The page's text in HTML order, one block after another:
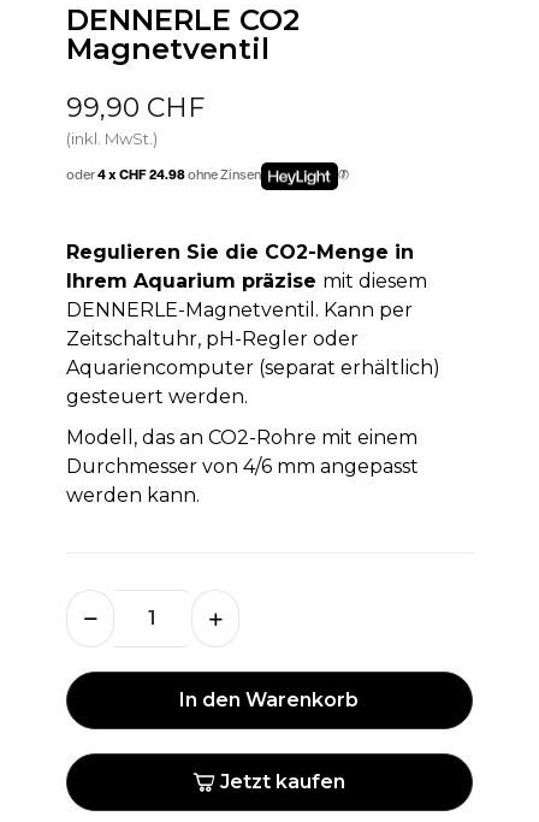
DENNERLE CO2
Magnetventil
99,90 CHF
(inkl. MwSt.)
oder4 x CHF 24.98ohne Zinsen
Regulieren Sie die CO2-Menge in
Ihrem Aquarium präzise mit diesem
DENNERLE-Magnetventil. Kann per
Zeitschaltuhr, pH-Regler oder
Aquariencomputer (separat erhältlich)
gesteuert werden.
Modell, das an CO2-Rohre mit einem
Durchmesser von 4/6 mm angepasst
werden kann.
In den Warenkorb
Jetzt kaufen